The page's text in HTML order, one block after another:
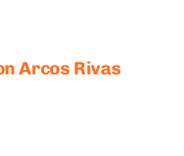
Arcos Rivas